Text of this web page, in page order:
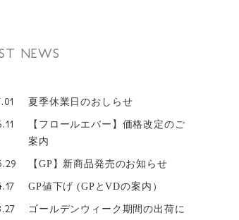
NEWS
夏季休業日のおしらせ
【フロールエバー】価格改定のご
案内
【GP】新商品発売のお知らせ
GP値下げ (GPとVDの案内）
ゴールデンウィーク期間の出荷に